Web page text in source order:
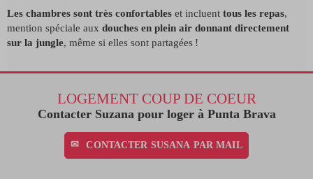
Les chambres sont très confortables et incluent tous les repas,
mention spéciale aux douches en plein air donnant directement
sur la jungle, même si elles sont partagées !
LOGEMENT COUP DE COEUR
Contacter Suzana pour loger à Punta Brava
CONTACTER SUSANA PAR MAIL